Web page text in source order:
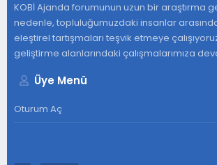
KOBİ Ajanda forumunun uzun bir araştırma
nedenle, topluluğumuzdaki insanlar
eleştirel tartışmaları teşvik etmeye
geliştirme alanlarındaki çalışmalarımıza
Üye Menü
Oturum Aç